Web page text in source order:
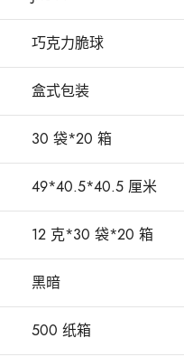
巧克力脆球
盒式包装
30 袋*20 箱
49*40.5*40.5 厘米
12 克*30 袋*20 箱
黑暗
500 纸箱